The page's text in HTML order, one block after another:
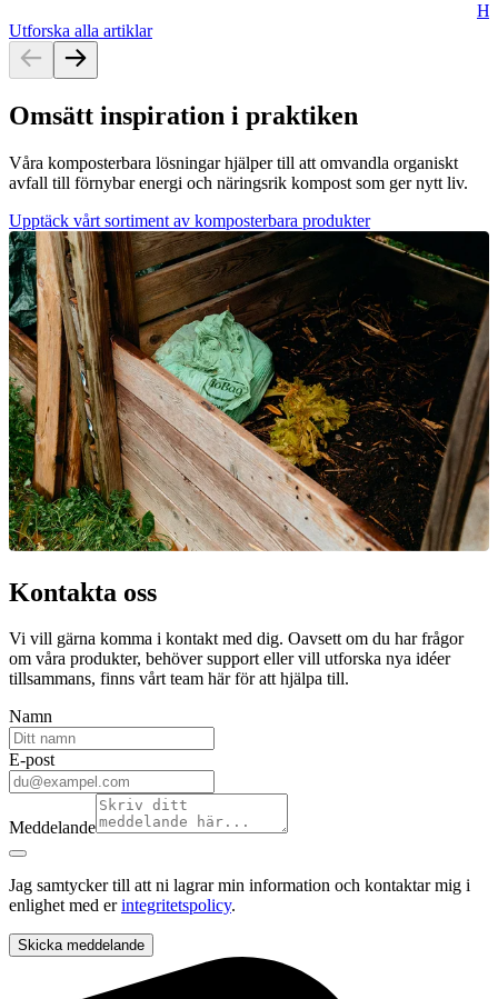
Utforska alla artiklar
Omsätt inspiration i praktiken
Våra komposterbara lösningar hjälper till att omvandla organiskt
avfall till förnybar energi och näringsrik kompost som ger nytt liv.
Upptäck vårt sortiment av komposterbara produkter
Kontakta oss
Vi vill gärna komma i kontakt med dig. Oavsett om du har frågor
om våra produkter, behöver support eller vill utforska nya idéer
tillsammans, finns vårt team här för att hjälpa till.
Namn
E-post
Meddelande
Jag samtycker till att ni lagrar min information och kontaktar mig i
enlighet med erintegritetspolicy.
Skicka meddelande